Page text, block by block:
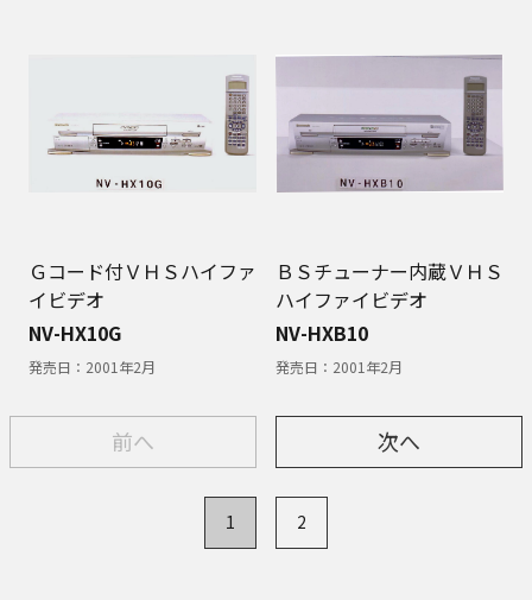
Ｇコード付ＶＨＳハイファ
イビデオ
NV-HX10G
発売日： 2001年2月
ＢＳチューナー内蔵ＶＨＳ
ハイファイビデオ
NV-HXB10
発売日： 2001年2月
前へ
1 2
次へ